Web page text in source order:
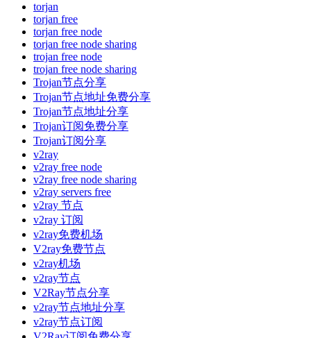
torjan
torjan free
torjan free node
torjan free node sharing
trojan free node
trojan free node sharing
Trojan节点分享
Trojan节点地址免费分享
Trojan节点地址分享
Trojan订阅免费分享
Trojan订阅分享
v2ray
v2ray free node
v2ray free node sharing
v2ray servers free
v2ray 节点
v2ray 订阅
v2ray免费机场
V2ray免费节点
v2ray机场
v2ray节点
V2Ray节点分享
v2ray节点地址分享
v2ray节点订阅